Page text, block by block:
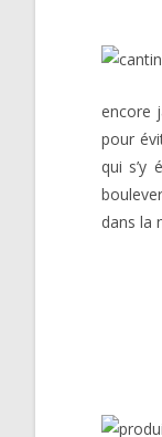
encore
pour
qui s’y
dans la